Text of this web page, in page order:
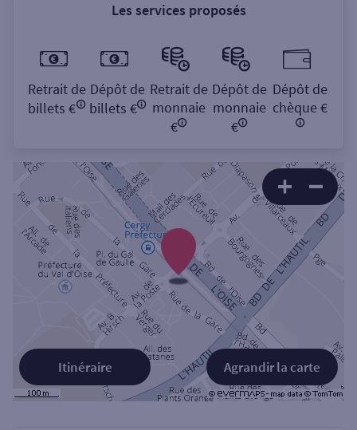
Les services proposés
Retrait de
billets €
Dépôt de
billets €
Retrait de
monnaie
€
Dépôt de
monnaie
€
Dépôt de
chèque €
Agrandir la carte
Itinéraire